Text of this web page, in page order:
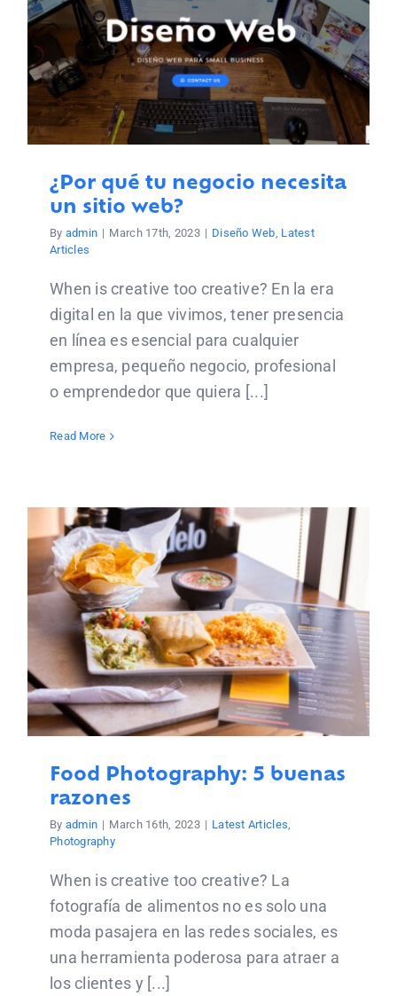
¿Por qué tu negocio necesita
un sitio web?
By admin | March 17th, 2023 | Diseño Web, Latest
Articles
When is creative too creative? En la era
digital en la que vivimos, tener presencia
en línea es esencial para cualquier
empresa, pequeño negocio, profesional
o emprendedor que quiera [...]
Read More
Food Photography: 5 buenas
razones
By admin | March 16th, 2023 | Latest Articles
Photography
When is creative too creative? La
fotografía de alimentos no es solo una
moda pasajera en las redes sociales, es
una herramienta poderosa para atraer a
los clientes y [...]